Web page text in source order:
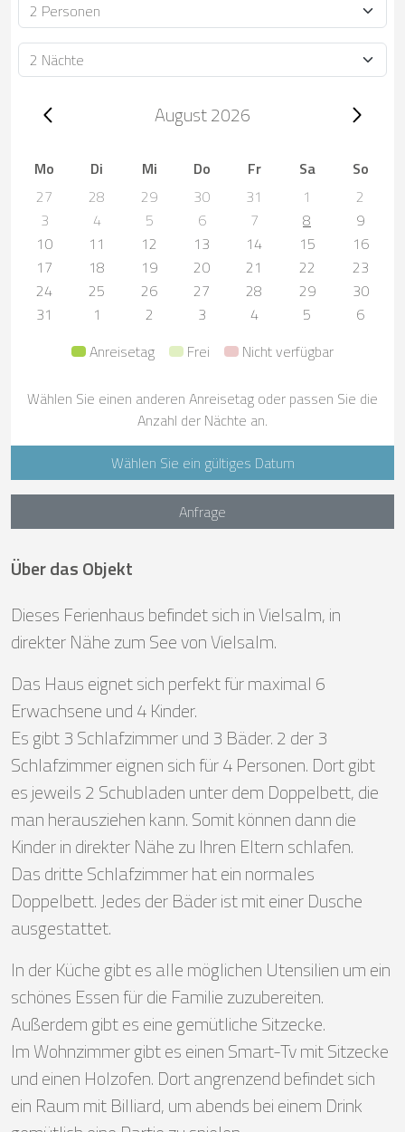
Personen
Dauer
Trip dates, August 2026August 2026
Mo Di Mi Do Fr Sa
So
27
28 29 30 31 1
2
3
4 5 6 7 8
9
10
11 12 13 14 15
16
17
18 19 20 21 22
23
24
25 26 27 28 29
30
31
1 2 3 4 5
6
Anreisetag
Frei Nicht verfügbar
Wählen Sie einen anderen Anreisetag oder passen Sie die
Anzahl der Nächte an.
Wählen Sie ein gültiges Datum
Anfrage
Über das Objekt
Dieses Ferienhaus befindet sich in Vielsalm, in
direkter Nähe zum See von Vielsalm.
Das Haus eignet sich perfekt für maximal 6
Erwachsene und 4 Kinder.
Es gibt 3 Schlafzimmer und 3 Bäder. 2 der 3
Schlafzimmer eignen sich für 4 Personen. Dort gibt
es jeweils 2 Schubladen unter dem Doppelbett, die
man herausziehen kann. Somit können dann die
Kinder in direkter Nähe zu Ihren Eltern schlafen.
Das dritte Schlafzimmer hat ein normales
Doppelbett. Jedes der Bäder ist mit einer Dusche
ausgestattet.
In der Küche gibt es alle möglichen Utensilien um ein
schönes Essen für die Familie zuzubereiten.
Außerdem gibt es eine gemütliche Sitzecke.
Im Wohnzimmer gibt es einen Smart-Tv mit Sitzecke
und einen Holzofen. Dort angrenzend befindet sich
ein Raum mit Billiard, um abends bei einem Drink